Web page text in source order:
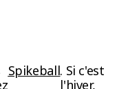
Spikeball. Si c'est
l'hiver,